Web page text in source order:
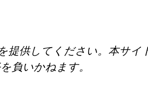
提供してください。本サイ
負いかねます。